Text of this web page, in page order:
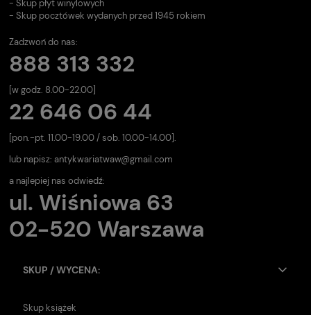
- Skup płyt winylowych
- Skup pocztówek wydanych przed 1945 rokiem
Zadzwoń do nas:
888 313 332
[w godz. 8.00-22.00]
22 646 06 44
[pon.-pt. 11.00-19.00 / sob. 10.00-14.00].
lub napisz: antykwariatwaw@gmail.com
a najlepiej nas odwiedź:
ul. Wiśniowa 63
02-520 Warszawa
SKUP / WYCENA:
Skup książek